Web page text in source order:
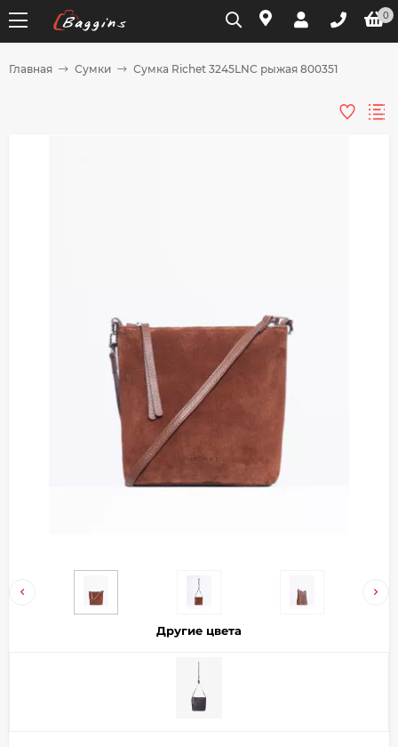
0
Главная Сумки Сумка Richet 3245LNC рыжая 800351
Другие цвета
Добавляйте товары
в корзину
Получайте товар
выбранный способом
% будут
с вашей карты
каждые 2 недели